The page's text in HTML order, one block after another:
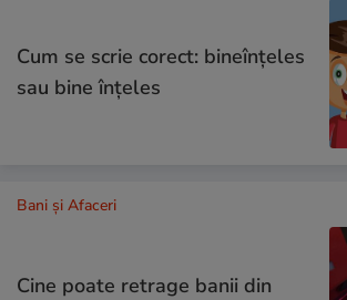
Cum se scrie corect: bineînțeles
sau bine înțeles
Bani și Afaceri
Cine poate retrage banii din